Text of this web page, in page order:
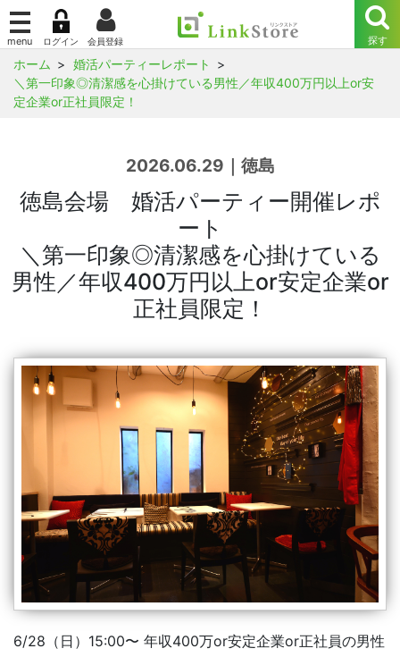
ホーム
婚活パーティーレポート
＼第一印象◎清潔感を心掛けている男性／年収400万円以上or安
定企業or正社員限定！
2026.06.29｜徳島
徳島会場 婚活パーティー開催レポ
ート
＼第一印象◎清潔感を心掛けている
男性／年収400万円以上or安定企業or
正社員限定！
6/28（日）15:00〜 年収400万or安定企業or正社員の男性